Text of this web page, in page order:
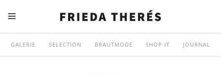
GALERIE SELECTION BRAUTMODE SHOP IT JOURNAL